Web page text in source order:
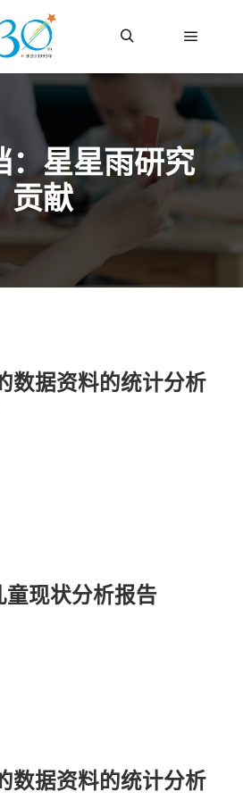
：星星雨研究
贡献
数据资料的统计分析
童现状分析报告
数据资料的统计分析